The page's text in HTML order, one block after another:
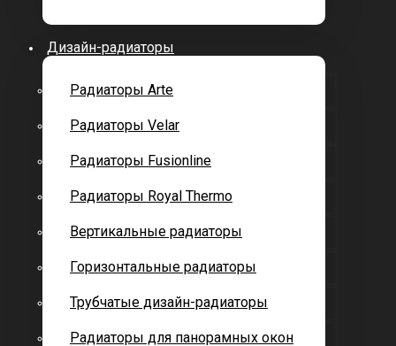
Дизайн-радиаторы
Радиаторы Arte
Радиаторы Velar
Радиаторы Fusionline
Радиаторы Royal Thermo
Вертикальные радиаторы
Горизонтальные радиаторы
Трубчатые дизайн-радиаторы
Радиаторы для панорамных окон